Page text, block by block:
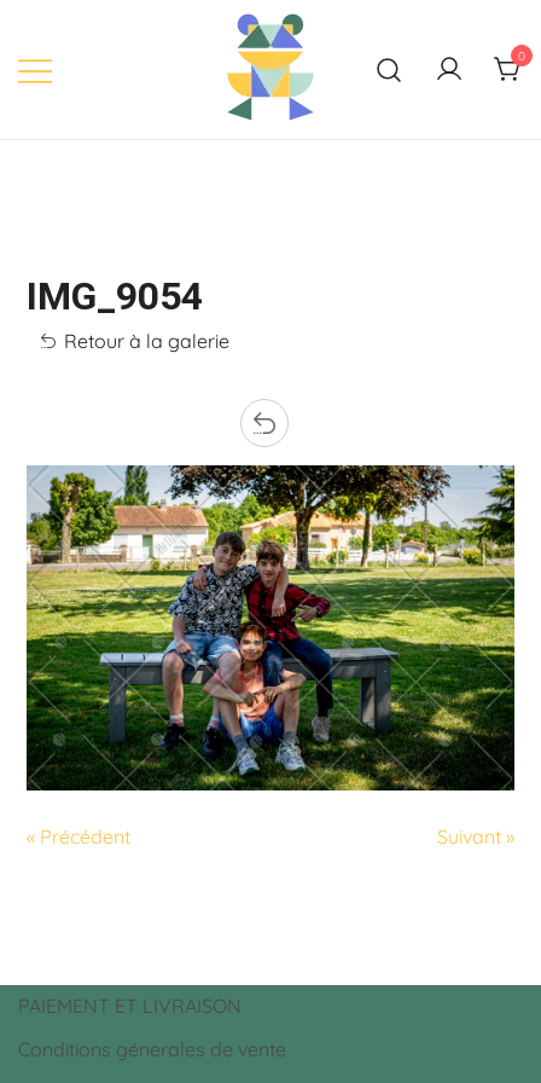
content
0
IMG_9054
Retour à la galerie
« Précédent Suivant »
PAIEMENT ET LIVRAISON
Conditions génerales de vente